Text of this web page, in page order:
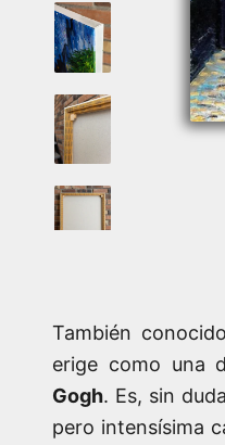
También
erige como una
Gogh. Es, sin
pero intensísima